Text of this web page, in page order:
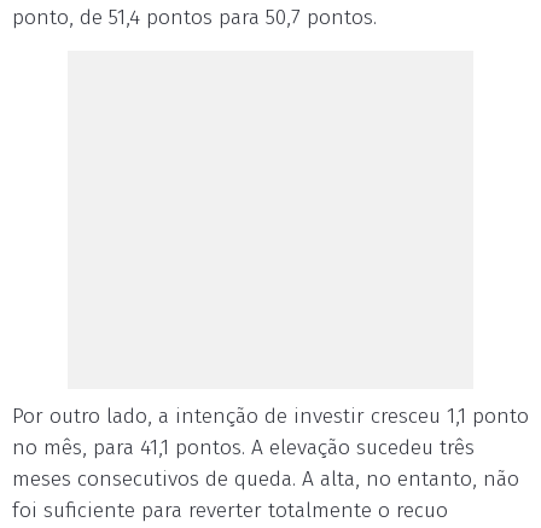
ponto, de 51,4 pontos para 50,7 pontos.
Por outro lado, a intenção de investir cresceu 1,1 ponto
no mês, para 41,1 pontos. A elevação sucedeu três
meses consecutivos de queda. A alta, no entanto, não
foi suficiente para reverter totalmente o recuo